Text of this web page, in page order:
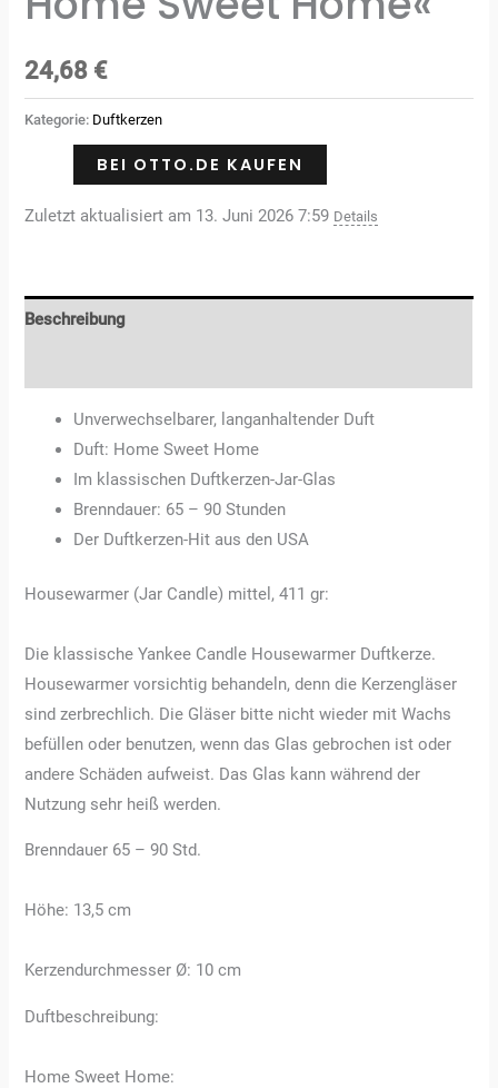
24,68 €
Kategorie: Duftkerzen
BEI OTTO.DE KAUFEN
Zuletzt aktualisiert am 13. Juni 2026 7:59 Details
Beschreibung
Unverwechselbarer, langanhaltender Duft
Duft: Home Sweet Home
Im klassischen Duftkerzen-Jar-Glas
Brenndauer: 65 – 90 Stunden
Der Duftkerzen-Hit aus den USA
Housewarmer (Jar Candle) mittel, 411 gr:
Die klassische Yankee Candle Housewarmer Duftkerze.
Housewarmer vorsichtig behandeln, denn die Kerzengläser
sind zerbrechlich. Die Gläser bitte nicht wieder mit Wachs
befüllen oder benutzen, wenn das Glas gebrochen ist oder
andere Schäden aufweist. Das Glas kann während der
Nutzung sehr heiß werden.
Brenndauer 65 – 90 Std.
Höhe: 13,5 cm
Kerzendurchmesser Ø: 10 cm
Duftbeschreibung:
Home Sweet Home: